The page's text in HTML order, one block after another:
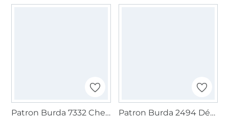
Patron Burda 7332 Chemise de pirate, en français Patron Burda 2494 Déguisement Magicien, Pirate et Diable, en français